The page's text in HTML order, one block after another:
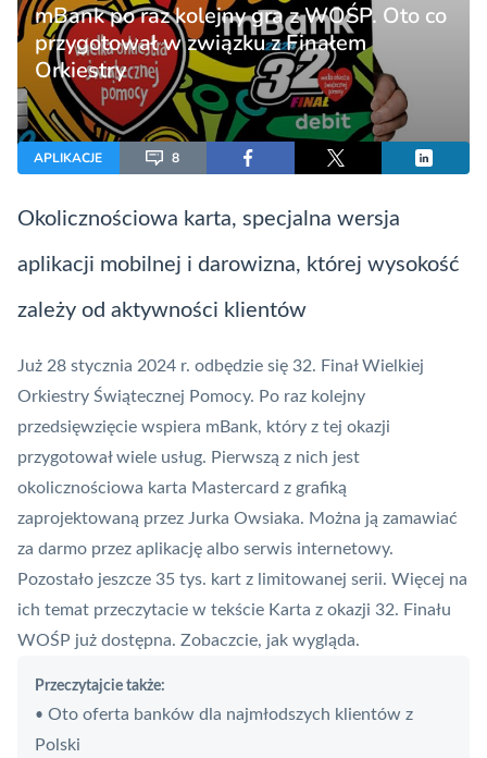
mBank po raz kolejny gra z WOŚP. Oto co
przygotował w związku z Finałem
Orkiestry
APLIKACJE 8
Okolicznościowa karta, specjalna wersja
aplikacji mobilnej i darowizna, której wysokość
zależy od aktywności klientów
Już 28 stycznia 2024 r. odbędzie się 32. Finał Wielkiej
Orkiestry Świątecznej Pomocy. Po raz kolejny
przedsięwzięcie wspiera mBank, który z tej okazji
przygotował wiele usług. Pierwszą z nich jest
okolicznościowa karta Mastercard z grafiką
zaprojektowaną przez Jurka Owsiaka. Można ją zamawiać
za darmo przez aplikację albo serwis internetowy.
Pozostało jeszcze 35 tys. kart z limitowanej serii. Więcej na
ich temat przeczytacie w tekście Karta z okazji 32. Finału
WOŚP już dostępna. Zobaczcie, jak wygląda.
Przeczytajcie także:
• Oto oferta banków dla najmłodszych klientów z
Polski